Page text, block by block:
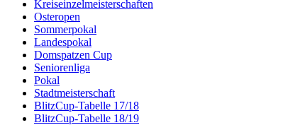
Kreiseinzelmeisterschaften
Osteropen
Sommerpokal
Landespokal
Domspatzen Cup
Seniorenliga
Pokal
Stadtmeisterschaft
BlitzCup-Tabelle 17/18
BlitzCup-Tabelle 18/19